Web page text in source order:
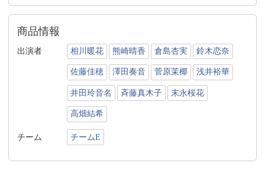
商品情報
出演者 相川暖花 熊崎晴香 倉島杏実 鈴木恋奈
佐藤佳穂 澤田奏音 菅原茉椰 浅井裕華
井田玲音名 斉藤真木子 末永桜花
高畑結希
チーム チームE